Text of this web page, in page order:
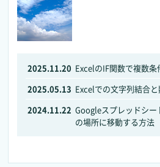
2025.11.20 ExcelのIF関数で複数
2025.05.13 Excelでの文字列結合
2024.11.22 Googleスプレッドシ
の場所に移動する方法